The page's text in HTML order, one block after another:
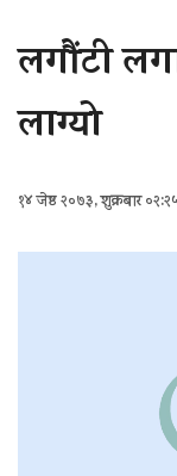
लगौंटी
लाग्यो
१४ जेष्ठ २०७३, शुक्रबार